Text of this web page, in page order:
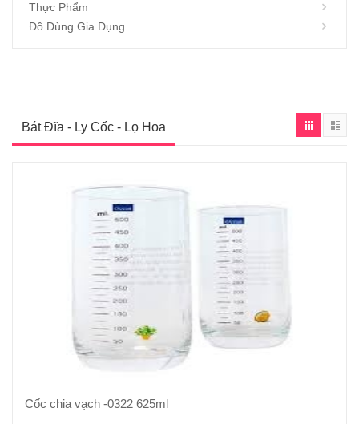
Thực Phẩm
Đồ Dùng Gia Dụng
Bát Đĩa - Ly Cốc - Lọ Hoa
Cho vào giỏ hàng
Cốc chia vạch -0322 625ml